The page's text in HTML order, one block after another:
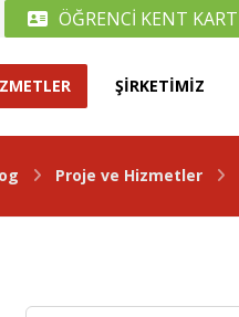
ÖĞRENCİ KENT KART
ŞİRKETİMİZ
Proje ve Hizmetler